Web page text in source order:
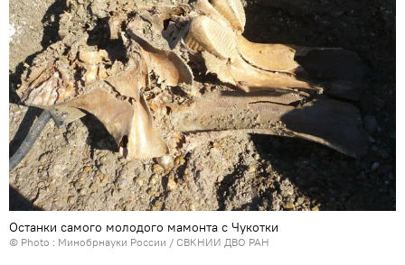
Останки самого молодого мамонта с Чукотки
© Photo : Минобрнауки России / СВКНИИ ДВО РАН